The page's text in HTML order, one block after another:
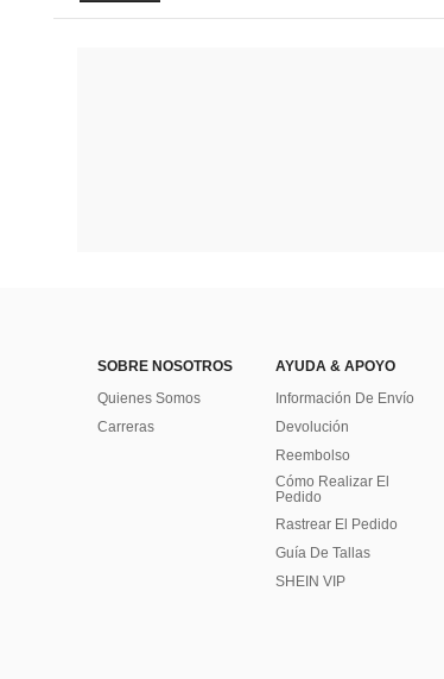
SOBRE NOSOTROS
Quienes Somos
Carreras
AYUDA & APOYO
Información De Envío
Devolución
Reembolso
Cómo Realizar El
Pedido
Rastrear El Pedido
Guía De Tallas
SHEIN VIP